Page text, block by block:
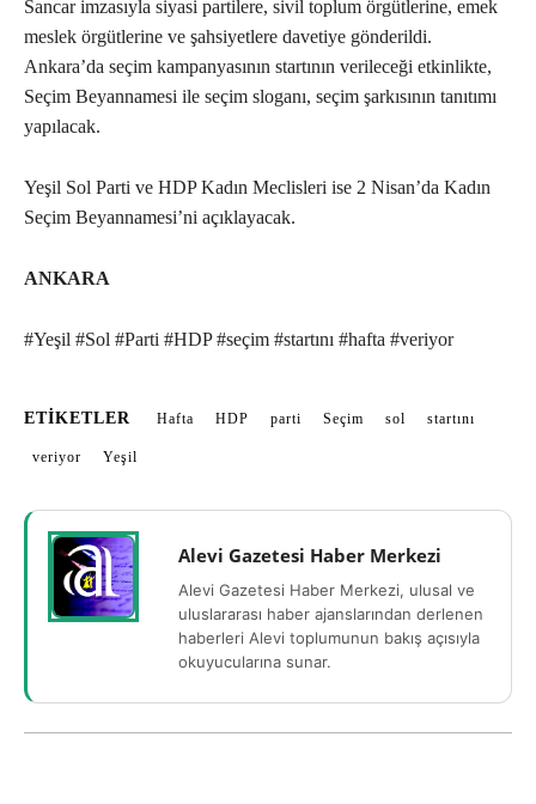
Sancar imzasıyla siyasi partilere, sivil toplum örgütlerine, emek
meslek örgütlerine ve şahsiyetlere davetiye gönderildi.
Ankara’da seçim kampanyasının startının verileceği etkinlikte,
Seçim Beyannamesi ile seçim sloganı, seçim şarkısının tanıtımı
yapılacak.
Yeşil Sol Parti ve HDP Kadın Meclisleri ise 2 Nisan’da Kadın
Seçim Beyannamesi’ni açıklayacak.
ANKARA
#Yeşil #Sol #Parti #HDP #seçim #startını #hafta #veriyor
ETIKETLER Hafta HDP parti Seçim sol startını
veriyor Yeşil
Alevi Gazetesi Haber Merkezi
Alevi Gazetesi Haber Merkezi, ulusal ve
uluslararası haber ajanslarından derlenen
haberleri Alevi toplumunun bakış açısıyla
okuyucularına sunar.